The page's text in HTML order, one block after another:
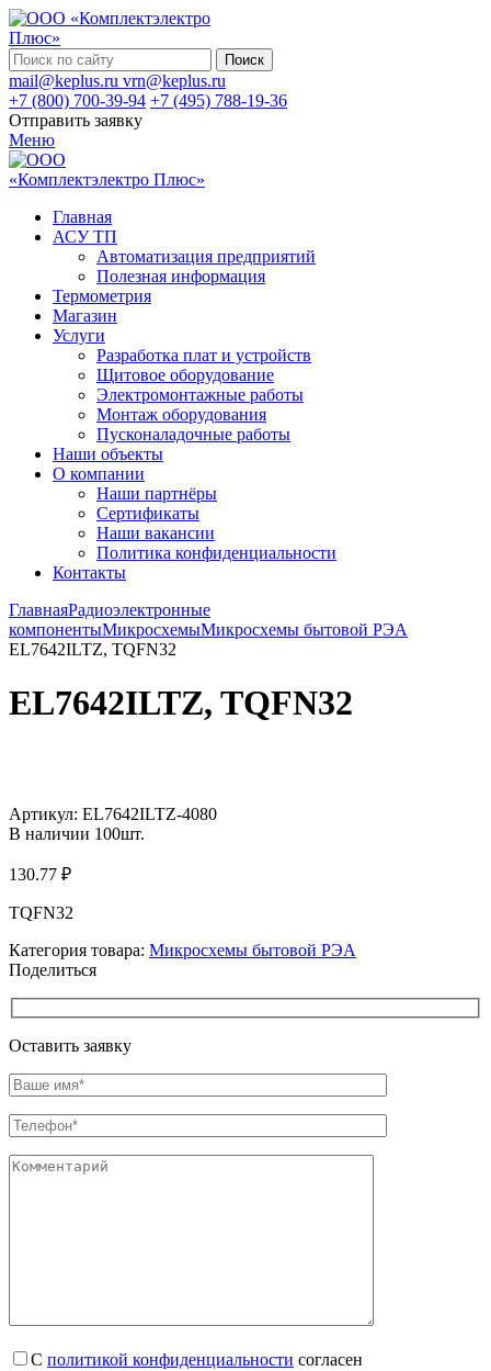
Поиск
mail@keplus.ru vrn@keplus.ru
+7 (800) 700-39-94 +7 (495) 788-19-36
Отправить заявку
Меню
Главная
АСУ ТП
Автоматизация предприятий
Полезная информация
Термометрия
Магазин
Услуги
Разработка плат и устройств
Щитовое оборудование
Электромонтажные работы
Монтаж оборудования
Пусконаладочные работы
Наши объекты
О компании
Наши партнёры
Сертификаты
Наши вакансии
Политика конфиденциальности
Контакты
ГлавнаяРадиоэлектронные
компонентыМикросхемыМикросхемы бытовой РЭА
EL7642ILTZ, TQFN32
EL7642ILTZ, TQFN32
Артикул: EL7642ILTZ-4080
В наличии 100шт.
130.77 ₽
TQFN32
Категория товара: Микросхемы бытовой РЭА
Поделиться
Оставить заявку
С политикой конфиденциальности согласен